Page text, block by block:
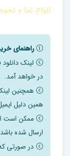
انواع نما و
در کنار هم
باعث شده
بوده و آنچه
يک نما مي باشد.
کشور ايران
دير باز مورد
و ساختمان
خود جاي داده
راهنمای
لینک
در خواهد آمد.
همچنین
همین دلیل
ارسال شده
در صورتی